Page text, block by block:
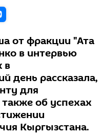
от фракции "Ата
в интервью
в
день рассказала,
для
об успехах
Кыргызстана.